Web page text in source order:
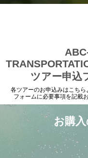
ツアー申込
各ツアーのお申込みはこち
フォームに必要事項を記載
お購入